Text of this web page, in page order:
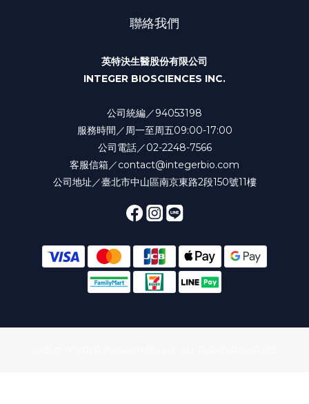
聯絡我們
英特決生醫股份有限公司
INTEGER BIOSCIENCES INC.
公司統編／94053198
服務時間／周一至周五09:00-17:00
公司電話／02-2248-7566
客服信箱／contact@integerbio.com
公司地址／臺北市中山區南京東路2段150號11樓